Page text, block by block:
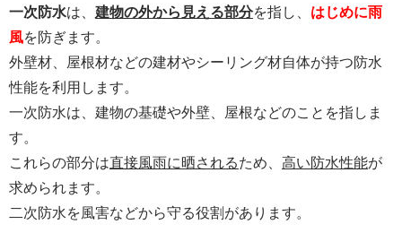
一次防水は、 建物の外から見える部分を指し、 はじめに雨
風を防ぎます。
外壁材、屋根材などの建材やシーリング材自体が持つ防水
性能を利用します。
一次防水は、建物の基礎や外壁、屋根などのことを指しま
す。
これらの部分は直接風雨に晒されるため、 高い防水性能が
求められます。
二次防水を風害などから守る役割があります。